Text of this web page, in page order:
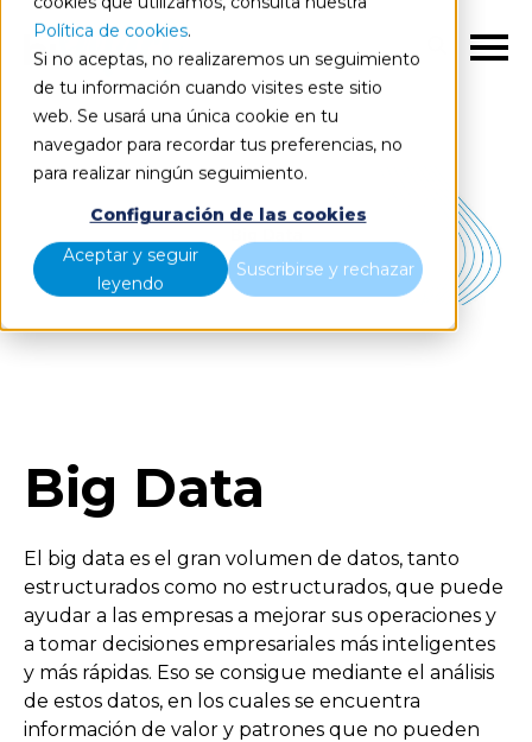
Política de cookies.
Si no aceptas, no realizaremos un seguimiento
de tu información cuando visites este sitio
web. Se usará una única cookie en tu
navegador para recordar tus preferencias, no
para realizar ningún seguimiento.
Configuración de las cookies
Aceptar y seguir
leyendo
Suscribirse y rechazar
ES
Big Data
El big data es el gran volumen de datos, tanto
estructurados como no estructurados, que puede
ayudar a las empresas a mejorar sus operaciones y
a tomar decisiones empresariales más inteligentes
y más rápidas. Eso se consigue mediante el análisis
de estos datos, en los cuales se encuentra
información de valor y patrones que no pueden